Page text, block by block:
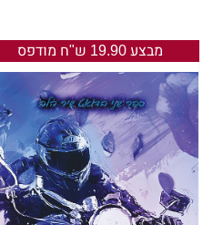
מבצע 19.90 ש"ח מודפס